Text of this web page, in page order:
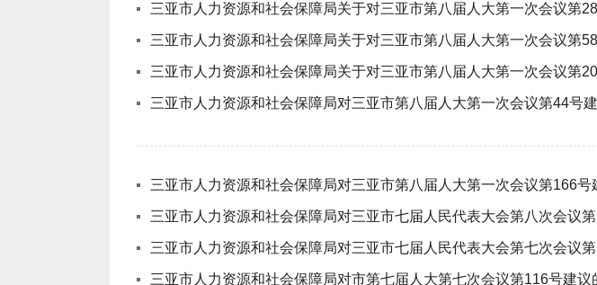
三亚市人力资源和社会保障局关于对三亚市第八届人大第一次会议第
三亚市人力资源和社会保障局关于对三亚市第八届人大第一次会议第
三亚市人力资源和社会保障局关于对三亚市第八届人大第一次会议第
三亚市人力资源和社会保障局对三亚市第八届人大第一次会议第44号
三亚市人力资源和社会保障局对三亚市第八届人大第一次会议第166号
三亚市人力资源和社会保障局对三亚市七届人民代表大会第八次会议
三亚市人力资源和社会保障局对三亚市七届人民代表大会第七次会议
三亚市人力资源和社会保障局对市第七届人大第七次会议第116号建议